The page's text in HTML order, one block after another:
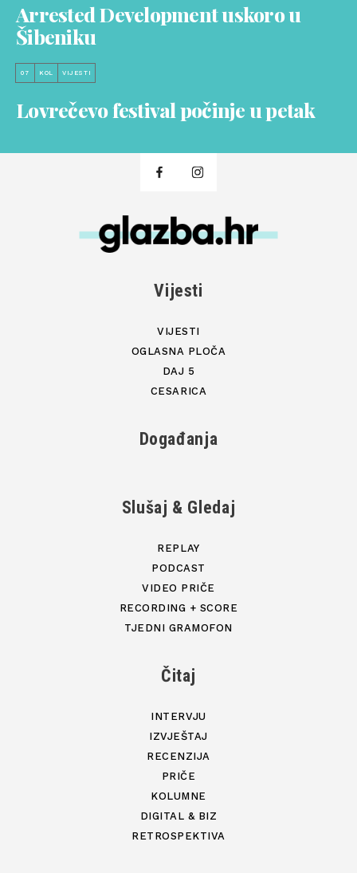
Arrested Development uskoro u
Šibeniku
07 KOL VIJESTI
Lovrečevo festival počinje u petak
Vijesti
VIJESTI
OGLASNA PLOČA
DAJ 5
CESARICA
Događanja
Slušaj & Gledaj
REPLAY
PODCAST
VIDEO PRIČE
RECORDING + SCORE
TJEDNI GRAMOFON
Čitaj
INTERVJU
IZVJEŠTAJ
RECENZIJA
PRIČE
KOLUMNE
DIGITAL & BIZ
RETROSPEKTIVA